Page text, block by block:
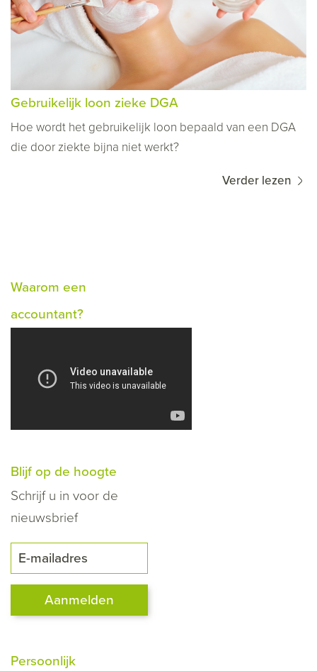
Gebruikelijk loon zieke DGA
Hoe wordt het gebruikelijk loon bepaald van een DGA
die door ziekte bijna niet werkt?
Verder lezen
Waarom een
accountant?
Blijf op de hoogte
Schrijf u in voor de
nieuwsbrief
Aanmelden
Persoonlijk